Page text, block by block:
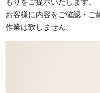
お客様に内容をご確認・ご
作業は致しません。